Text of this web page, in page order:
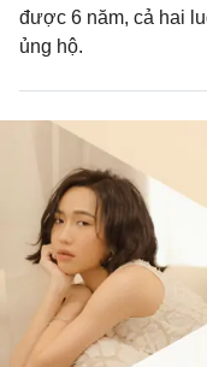
được 6 năm, cả hai
ủng hộ.